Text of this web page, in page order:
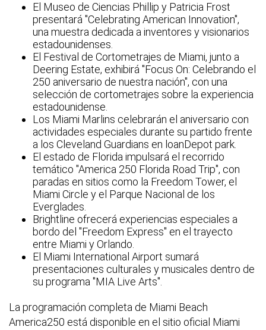
El Museo de Ciencias Phillip y Patricia Frost
presentará "Celebrating American Innovation",
una muestra dedicada a inventores y visionarios
estadounidenses.
El Festival de Cortometrajes de Miami, junto a
Deering Estate, exhibirá "Focus On: Celebrando el
250 aniversario de nuestra nación", con una
selección de cortometrajes sobre la experiencia
estadounidense.
Los Miami Marlins celebrarán el aniversario con
actividades especiales durante su partido frente
a los Cleveland Guardians en loanDepot park.
El estado de Florida impulsará el recorrido
temático "America 250 Florida Road Trip", con
paradas en sitios como la Freedom Tower, el
Miami Circle y el Parque Nacional de los
Everglades.
Brightline ofrecerá experiencias especiales a
bordo del "Freedom Express" en el trayecto
entre Miami y Orlando.
El Miami International Airport sumará
presentaciones culturales y musicales dentro de
su programa "MIA Live Arts".
La programación completa de Miami Beach
America250 está disponible en el sitio oficial Miami